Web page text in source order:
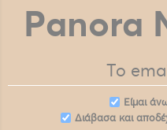
Panora
Eίμαι
Διάβασα και